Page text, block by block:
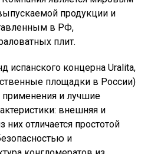
продукции и
в РФ,
плит.
испанского концерна Uralita,
площадки в России)
применения и лучшие
внешняя и
них отличается простотой
и